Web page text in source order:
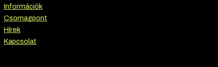
Információk
Csomagpont
Hírek
Kapcsolat